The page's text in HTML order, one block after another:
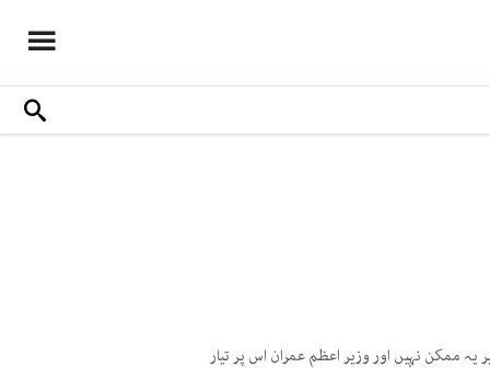
ممکن نہیں اور وزیر اعظم عمران اس پر تیار